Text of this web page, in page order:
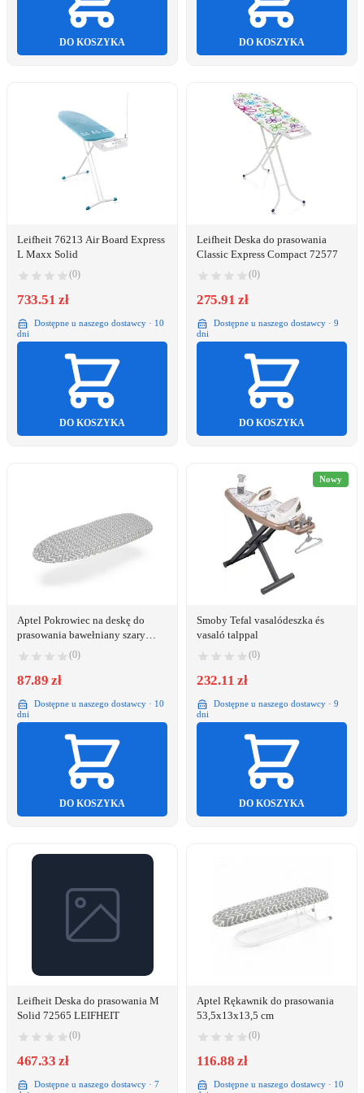
DO KOSZYKA DO KOSZYKA
Leifheit 76213 Air Board Express
L Maxx Solid
(0)
733.51 zł
Dostępne u naszego dostawcy · 10
dni
DO KOSZYKA
Leifheit Deska do prasowania
Classic Express Compact 72577
(0)
275.91 zł
Dostępne u naszego dostawcy · 9
dni
DO KOSZYKA
Aptel Pokrowiec na deskę do
prasowania bawełniany szary
(0)
87.89 zł
Dostępne u naszego dostawcy · 10
dni
DO KOSZYKA
Nowy
Smoby Tefal vasalódeszka és
vasaló talppal
(0)
232.11 zł
Dostępne u naszego dostawcy · 9
dni
DO KOSZYKA
Leifheit Deska do prasowania M
Solid 72565 LEIFHEIT
(0)
467.33 zł
Dostępne u naszego dostawcy · 7
Aptel Rękawnik do prasowania
53,5x13x13,5 cm
(0)
116.88 zł
Dostępne u naszego dostawcy · 10